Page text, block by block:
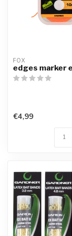
FOX
edges marker
€4,99